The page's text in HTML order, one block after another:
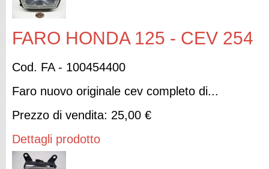
FARO HONDA 125 - CEV 254
Cod. FA - 100454400
Faro nuovo originale cev completo di...
Prezzo di vendita: 25,00 €
Dettagli prodotto